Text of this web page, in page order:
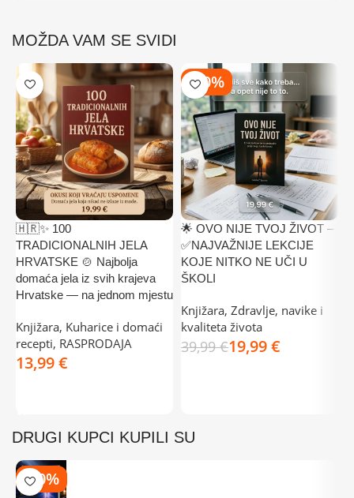
MOŽDA VAM SE SVIDI
🇭🇷✨ 100
TRADICIONALNIH JELA
HRVATSKE 🍲 Najbolja
domaća jela iz svih krajeva
Hrvatske — na jednom mjestu
Knjižara, Kuharice i domaći
recepti, RASPRODAJA
€
-50%
🌟 OVO NIJE TVOJ ŽIVOT –
✅NAJVAŽNIJE LEKCIJE
KOJE NITKO NE UČI U
ŠKOLI
Knjižara, Zdravlje, navike i
kvaliteta života
39,99€19,99€
DRUGI KUPCI KUPILI SU
-50%